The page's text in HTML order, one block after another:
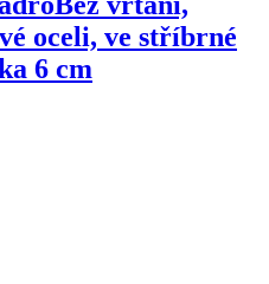
oceli, ve stříbrné
6 cm